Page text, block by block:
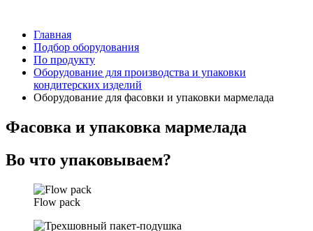
Главная
Подбор оборудования
По продукту
Оборудование для производства и упаковки
кондитерских изделий
Оборудование для фасовки и упаковки мармелада
Фасовка и упаковка мармелада
Во что упаковываем?
Flow pack